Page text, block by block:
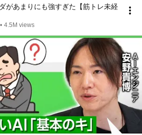
があまりにも強すぎた【筋トレ未経
• 4.5M views